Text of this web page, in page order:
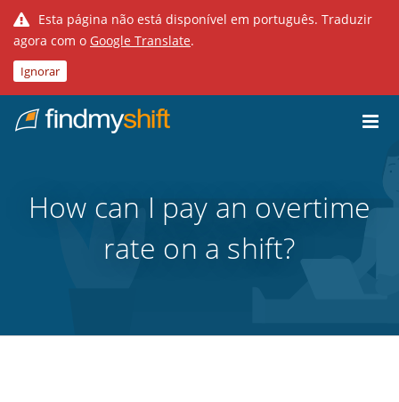
Esta página não está disponível em português. Traduzir
agora com o Google Translate.
Ignorar
Casa
How can I pay an overtime
rate on a shift?